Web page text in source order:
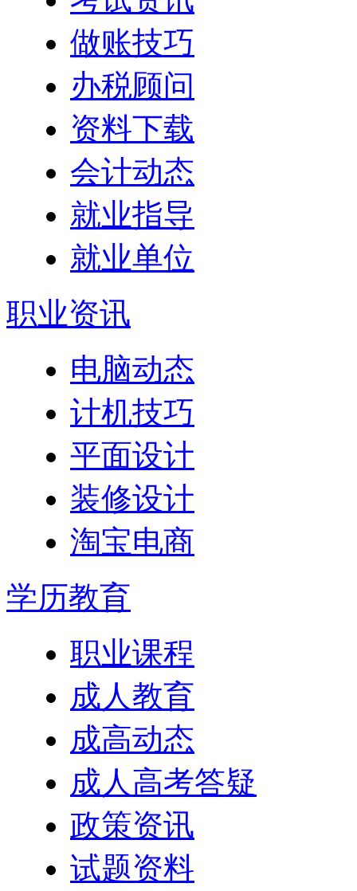
做账技巧
办税顾问
资料下载
会计动态
就业指导
就业单位
职业资讯
电脑动态
计机技巧
平面设计
装修设计
淘宝电商
学历教育
职业课程
成人教育
成高动态
成人高考答疑
政策资讯
试题资料